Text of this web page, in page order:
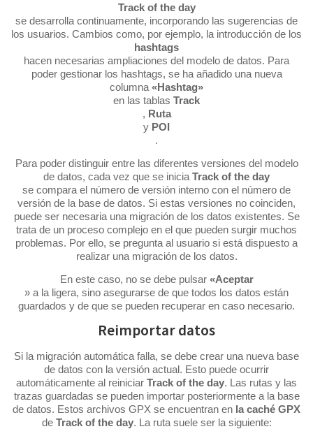
Track of the day
se desarrolla continuamente, incorporando las sugerencias de
los usuarios. Cambios como, por ejemplo, la introducción de los
hashtags
hacen necesarias ampliaciones del modelo de datos. Para
poder gestionar los hashtags, se ha añadido una nueva
columna «Hashtag»
en las tablas Track
, Ruta
y POI
.
Para poder distinguir entre las diferentes versiones del modelo
de datos, cada vez que se inicia Track of the day
se compara el número de versión interno con el número de
versión de la base de datos. Si estas versiones no coinciden,
puede ser necesaria una migración de los datos existentes. Se
trata de un proceso complejo en el que pueden surgir muchos
problemas. Por ello, se pregunta al usuario si está dispuesto a
realizar una migración de los datos.
En este caso, no se debe pulsar «Aceptar
» a la ligera, sino asegurarse de que todos los datos están
guardados y de que se pueden recuperar en caso necesario.
Reimportar datos
Si la migración automática falla, se debe crear una nueva base
de datos con la versión actual. Esto puede ocurrir
automáticamente al reiniciar Track of the day. Las rutas y las
trazas guardadas se pueden importar posteriormente a la base
de datos. Estos archivos GPX se encuentran en la caché GPX
de Track of the day. La ruta suele ser la siguiente: